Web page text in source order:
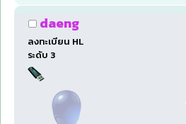
daeng
ลงทะเบียน HL
ระดับ 3